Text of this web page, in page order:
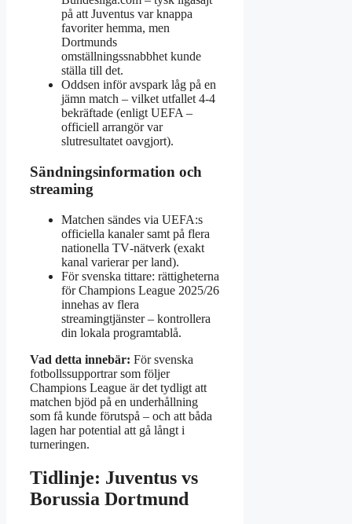
på att Juventus var knappa
favoriter hemma, men
Dortmunds
omställningssnabbhet kunde
ställa till det.
Oddsen inför avspark låg på en
jämn match – vilket utfallet 4‑4
bekräftade (enligt UEFA –
officiell arrangör var
slutresultatet oavgjort).
Sändningsinformation och
streaming
Matchen sändes via UEFA:s
officiella kanaler samt på flera
nationella TV‑nätverk (exakt
kanal varierar per land).
För svenska tittare: rättigheterna
för Champions League 2025/26
innehas av flera
streamingtjänster – kontrollera
din lokala programtablå.
Vad detta innebär: För svenska
fotbollssupportrar som följer
Champions League är det tydligt att
matchen bjöd på en underhållning
som få kunde förutspå – och att båda
lagen har potential att gå långt i
turneringen.
Tidlinje: Juventus vs
Borussia Dortmund